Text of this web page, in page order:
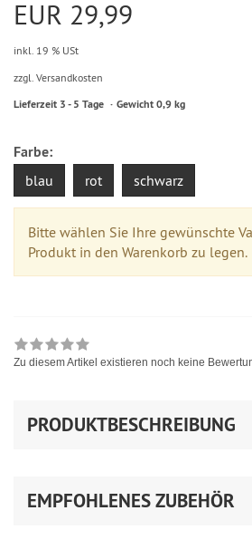
EUR 29,99
inkl. 19 % USt
zzgl. Versandkosten
Lieferzeit 3 - 5 Tage Gewicht 0,9 kg
Farbe:
blau rot schwarz
Bitte wählen Sie Ihre gewünschte
Produkt in den Warenkorb zu legen.
Zu diesem Artikel existieren noch keine
PRODUKTBESCHREIBUNG
EMPFOHLENES ZUBEHÖR